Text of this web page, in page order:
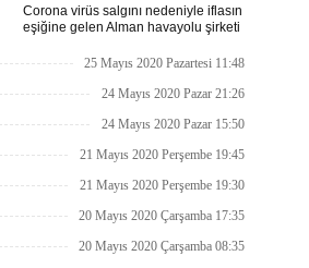
Corona virüs salgını nedeniyle iflasın
eşiğine gelen Alman havayolu şirketi
anlaşma sağlandı.25 Mayıs 2020 Pazartesi 11:48
24 Mayıs 2020 Pazar 21:26
24 Mayıs 2020 Pazar 15:50
21 Mayıs 2020 Perşembe 19:45
21 Mayıs 2020 Perşembe 19:30
20 Mayıs 2020 Çarşamba 17:35
20 Mayıs 2020 Çarşamba 08:35